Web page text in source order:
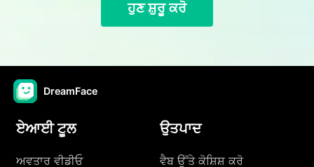
ਹੁਣ ਸ਼ੁਰੂ ਕਰੋ
DreamFace
ਏਆਈ ਟੂਲ
ਅਵਤਾਰ ਵੀਡੀਓ
ਉਤਪਾਦ
ਵੈਬ ਉੱਤੇ ਕੋਸ਼ਿਸ਼ ਕਰੋ